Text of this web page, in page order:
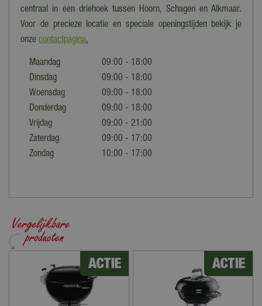
centraal in een driehoek tussen Hoorn, Schagen en Alkmaar.
Voor de precieze locatie en speciale openingstijden bekijk je
onze contactpagina.
Maandag
09:00 - 18:00
Dinsdag
09:00 - 18:00
Woensdag
09:00 - 18:00
Donderdag
09:00 - 18:00
Vrijdag
09:00 - 21:00
Zaterdag
09:00 - 17:00
Zondag
10:00 - 17:00